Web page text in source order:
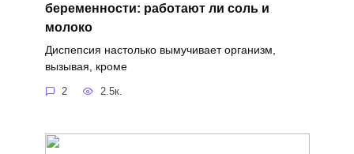
беременности: работают ли соль и
молоко
Диспепсия настолько вымучивает организм,
вызывая, кроме
2 2.5к.